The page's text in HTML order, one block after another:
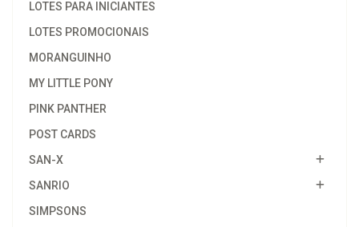
LOTES PARA INICIANTES
LOTES PROMOCIONAIS
MORANGUINHO
MY LITTLE PONY
PINK PANTHER
POST CARDS
SAN-X
SANRIO
SIMPSONS